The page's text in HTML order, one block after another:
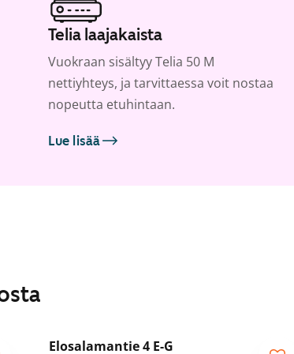
Telia laajakaista
Vuokraan sisältyy Telia 50 M
nettiyhteys, ja tarvittaessa voit nostaa
nopeutta etuhintaan.
Lue lisää
Elosalamantie 4 E-G